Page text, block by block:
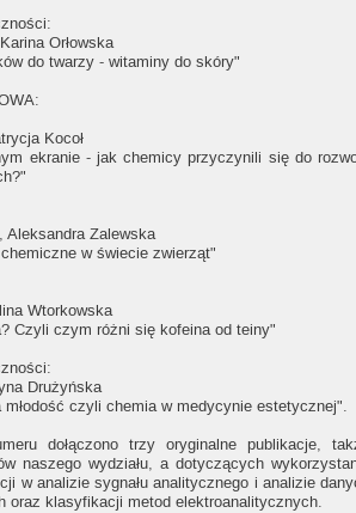
Orłowska
do twarzy - witaminy do skóry"
Kocoł
ekranie - jak chemicy przyczynili się do
Aleksandra Zalewska
w świecie zwierząt"
Wtorkowska
Czyli czym różni się kofeina od teiny"
Drużyńska
młodość czyli chemia w medycynie estetycznej".
dołączono trzy oryginalne publikacje,
naszego wydziału, a dotyczących
w analizie sygnału analitycznego i analizie
oraz klasyfikacji metod elektroanalitycznych.